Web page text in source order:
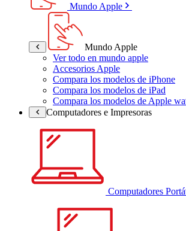
Mundo Apple
Mundo Apple
Ver todo en mundo apple
Accesorios Apple
Compara los modelos de iPhone
Compara los modelos de iPad
Compara los modelos de Apple
Computadores e Impresoras
Computadores